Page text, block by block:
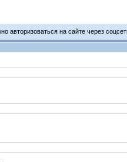
авторизоваться на сайте через